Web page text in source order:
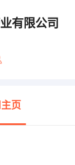
有限公司
页